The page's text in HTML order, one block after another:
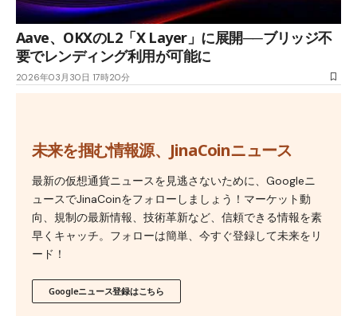
Aave、OKXのL2「X Layer」に展開──ブリッジ不
要でレンディング利用が可能に
2026年03月30日 17時20分
未来を掴む情報源、JinaCoinニュース
最新の仮想通貨ニュースを見逃さないために、Googleニ
ュースでJinaCoinをフォローしましょう！マーケット動
向、規制の最新情報、技術革新など、信頼できる情報を素
早くキャッチ。フォローは簡単、今すぐ登録して未来をリ
ード！
Googleニュース登録はこちら